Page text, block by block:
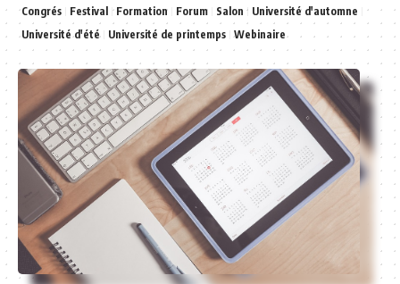
Congrés
Festival Formation Forum Salon
Université d'automne
Université d'été
Université de printemps Webinaire